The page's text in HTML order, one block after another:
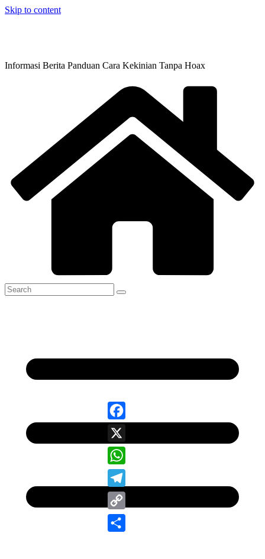
Skip to content
Informasi Berita Panduan Cara Kekinian Tanpa Hoax
Facebook
X
WhatsApp
Telegram
Copy